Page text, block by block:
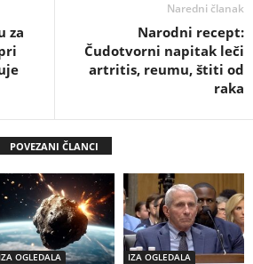
za
Naredni članak
Narodni recept:
Čudotvorni napitak leči
artritis, reumu, štiti od
raka
POVEZANI ČLANCI
IZA OGLEDALA IZA OGLEDALA